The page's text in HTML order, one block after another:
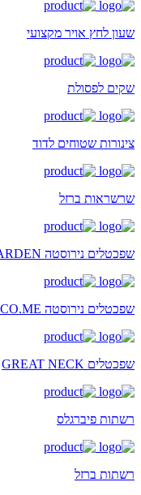
שעון לחץ אויר מקצועי
שקים לפסולת
צינורות שטוחים לדוד
שרשראות ברזל
שפכטלים נירוסטה HARDEN
שפכטלים נירוסטה CO.ME
שפכטלים GREAT NECK
רשתות פיברגלס
רשתות ברזל